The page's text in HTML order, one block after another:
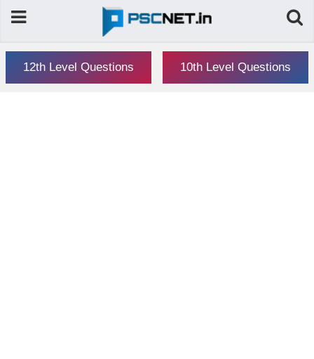
12th Level Questions 10th Level Questions